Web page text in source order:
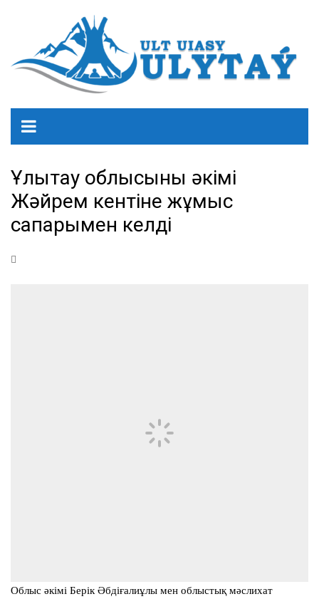
Ұлытау облысының әкімі
Жәйрем кентіне жұмыс
сапарымен келді
Облыс әкімі Берік Әбдіғалиұлы мен облыстық мәслихат